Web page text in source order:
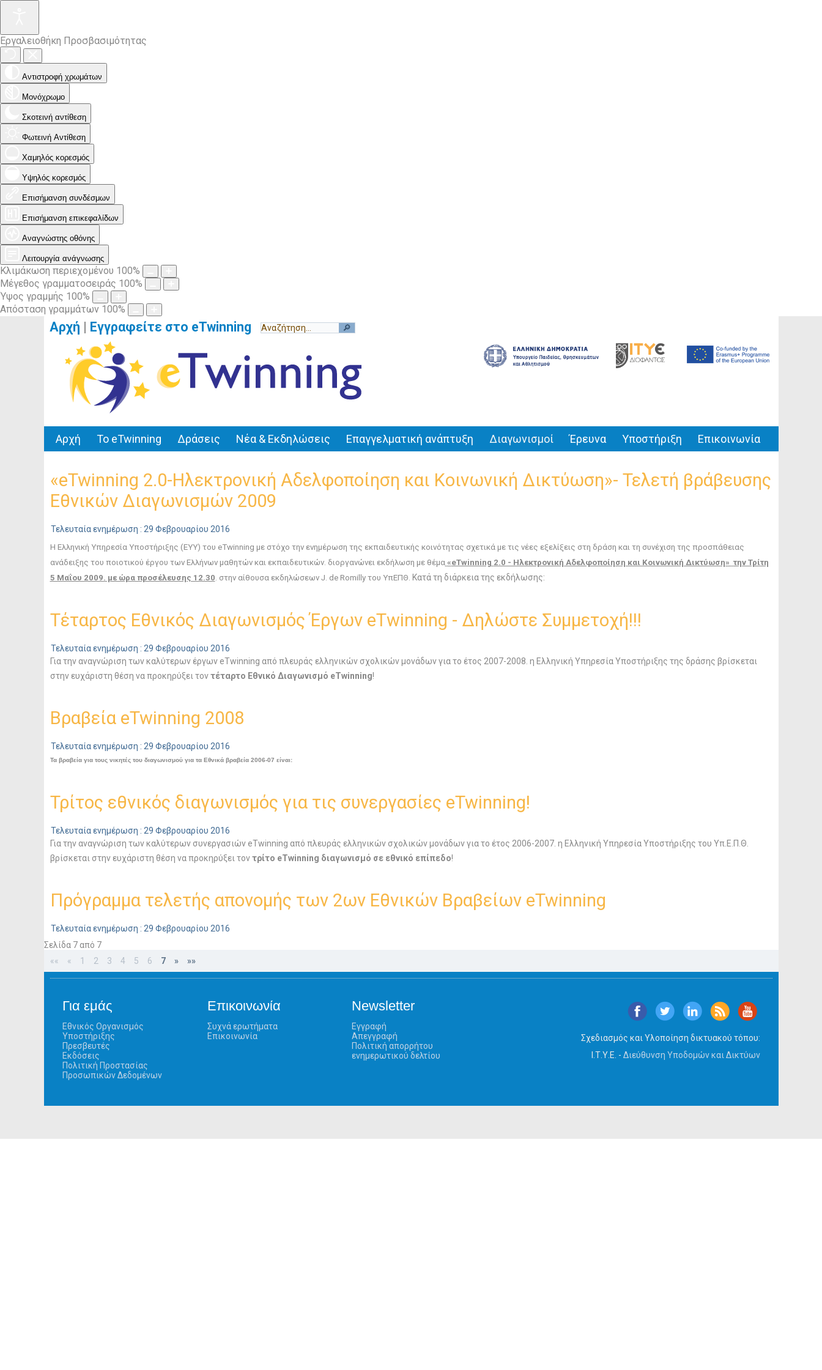
Εργαλειοθήκη Προσβασιμότητας
Αντιστροφή χρωμάτων
Μονόχρωμο
Σκοτεινή αντίθεση
Φωτεινή Αντίθεση
Χαμηλός κορεσμός
Υψηλός κορεσμός
Επισήμανση συνδέσμων
Επισήμανση επικεφαλίδων
Αναγνώστης οθόνης
Λειτουργία ανάγνωσης
Κλιμάκωση περιεχομένου 100%
Μέγεθος γραμματοσειράς 100%
Ύψος γραμμής 100%
Απόσταση γραμμάτων 100%
Αρχή | Εγγραφείτε στο eTwinning
Αρχή Το eTwinning Δράσεις Νέα & Εκδηλώσεις Επαγγελματική ανάπτυξη Διαγωνισμοί Έρευνα Υποστήριξη Επικοινωνία
«eTwinning 2.0-Ηλεκτρονική Αδελφοποίηση και Κοινωνική Δικτύωση»- Τελετή βράβευσης
Εθνικών Διαγωνισμών 2009
Τελευταία ενημέρωση : 29 Φεβρουαρίου 2016
Η Ελληνική Υπηρεσία Υποστήριξης (EYY) του eTwinning με στόχο την ενημέρωση της εκπαιδευτικής κοινότητας σχετικά με τις νέες εξελίξεις στη δράση και τη συνέχιση της προσπάθειας
ανάδειξης του ποιοτικού έργου των Ελλήνων μαθητών και εκπαιδευτικών. διοργανώνει εκδήλωση με θέμα «eTwinning 2.0 - Ηλεκτρονική Αδελφοποίηση και Κοινωνική Δικτύωση» την Τρίτη
5 Μαΐου 2009. με ώρα προσέλευσης 12.30. στην αίθουσα εκδηλώσεων J. de Romillyτου ΥπΕΠΘ. Κατά τη διάρκεια της εκδήλωσης:
Τέταρτος Εθνικός Διαγωνισμός Έργων eΤwinning - Δηλώστε Συμμετοχή!!!
Τελευταία ενημέρωση : 29 Φεβρουαρίου 2016
Για την αναγνώριση των καλύτερων έργων eTwinning από πλευράς ελληνικών σχολικών μονάδων για το έτος 2007-2008. η Ελληνική Υπηρεσία Υποστήριξης της δράσης βρίσκεται
στην ευχάριστη θέση να προκηρύξει τοντέταρτο Εθνικό Διαγωνισμό eTwinning!
Βραβεία eTwinning 2008
Τελευταία ενημέρωση : 29 Φεβρουαρίου 2016
Τα βραβεία για τους νικητές του διαγωνισμού για τα Εθνικά βραβεία 2006-07 είναι:
Τρίτος εθνικός διαγωνισμός για τις συνεργασίες eTwinning!
Τελευταία ενημέρωση : 29 Φεβρουαρίου 2016
Για την αναγνώριση των καλύτερων συνεργασιών eTwinning από πλευράς ελληνικών σχολικών μονάδων για το έτος 2006-2007. η Ελληνική Υπηρεσία Υποστήριξης του Υπ.Ε.Π.Θ.
βρίσκεται στην ευχάριστη θέση να προκηρύξει τοντρίτο eTwinning διαγωνισμό σε εθνικό επίπεδο!
Πρόγραμμα τελετής απονομής των 2ων Εθνικών Βραβείων eTwinning
Τελευταία ενημέρωση : 29 Φεβρουαρίου 2016
Σελίδα 7 από 7
««
« 1 2 3 4 5 6 7 » »»
Για εμάς
Εθνικός Οργανισμός
Υποστήριξης
Πρεσβευτές
Εκδόσεις
Πολιτική Προστασίας
Προσωπικών Δεδομένων
Επικοινωνία
Συχνά ερωτήματα
Επικοινωνία
Newsletter
Εγγραφή
Απεγγραφή
Πολιτική απορρήτου
ενημερωτικού δελτίου
Σχεδιασμός και Υλοποίηση δικτυακού τόπου:
Ι.Τ.Υ.Ε. - Διεύθυνση Υποδομών και Δικτύων